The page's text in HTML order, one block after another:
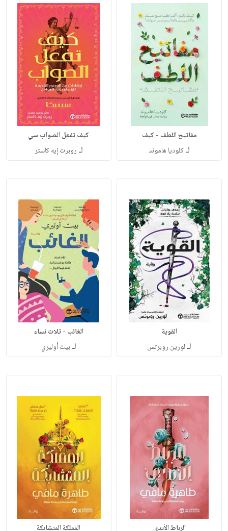
مفاتيح اللطف - كيف
لـكلوديا هاموند
كيف تفعل الصواب سي
لـ روبرت إيه كاستر
القوية
لـ لورين روبرتس
الغائب - ثلاث نساء
لـ بيث أوليري